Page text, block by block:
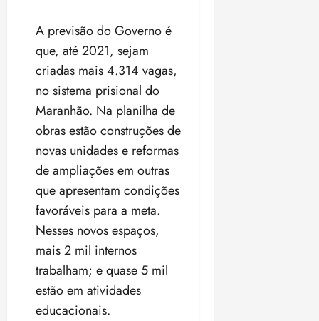
A previsão do Governo é
que, até 2021, sejam
criadas mais 4.314 vagas,
no sistema prisional do
Maranhão. Na planilha de
obras estão construções de
novas unidades e reformas
de ampliações em outras
que apresentam condições
favoráveis para a meta.
Nesses novos espaços,
mais 2 mil internos
trabalham; e quase 5 mil
estão em atividades
educacionais.